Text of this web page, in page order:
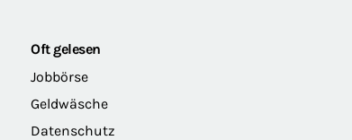
Oft gelesen
Jobbörse
Geldwäsche
Datenschutz